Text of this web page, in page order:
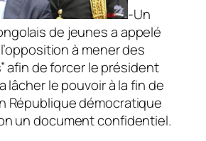
-Un
de jeunes a appelé
à mener des
afin de forcer le président
lâcher le pouvoir à la fin de
République démocratique
un document confidentiel.